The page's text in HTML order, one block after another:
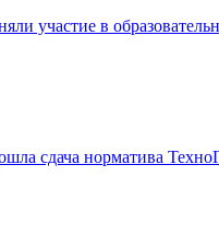
участие в
сдача норматива